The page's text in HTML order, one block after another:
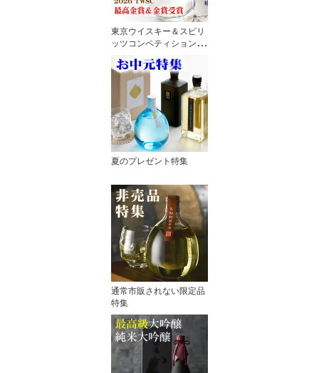
東京ウイスキー＆スピリ
ッツコンペティション最
高金賞受賞
夏のプレゼント特集
通常市販されない限定品
特集